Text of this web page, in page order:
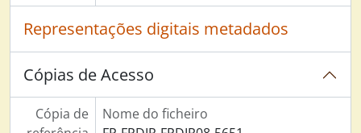
Representações digitais metadados
Cópias de Acesso
Cópia de
Nome do ficheiro